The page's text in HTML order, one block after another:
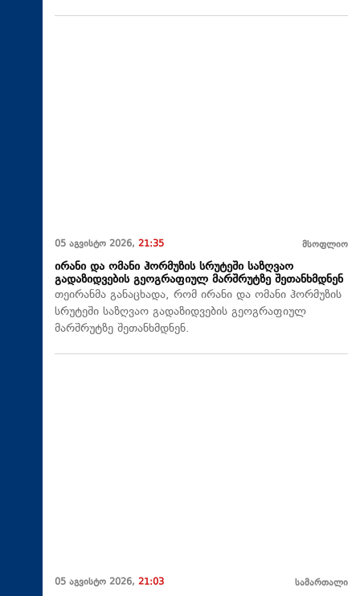
05 აგვისტო 2026, 21:35 მსოფლიო
ირანი და ომანი ჰორმუზის სრუტეში საზღვაო
გადაზიდვების გეოგრაფიულ მარშრუტზე შეთანხმდნენ
თეირანმა განაცხადა, რომ ირანი და ომანი ჰორმუზის
სრუტეში საზღვაო გადაზიდვების გეოგრაფიულ
მარშრუტზე შეთანხმდნენ.
05 აგვისტო 2026, 21:03 სამართალი